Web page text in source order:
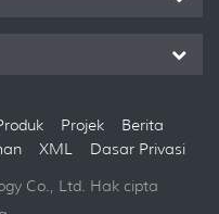
Projek
Berita
XML
Dasar Privasi
Co., Ltd. Hak cipta